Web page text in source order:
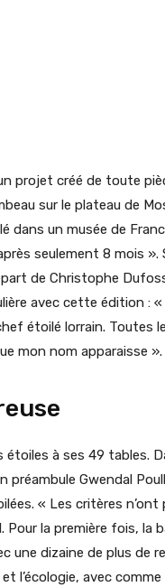
projet créé de toute
sur le plateau de
dans un musée de
seulement 8 mois
de Christophe
avec cette édition : «
étoilé lorrain. Toutes
mon nom apparaisse ».
à ses 49 tables.
préambule Gwendal
« Les critères
la première fois, la
une dizaine de plus de
l’écologie, avec comme